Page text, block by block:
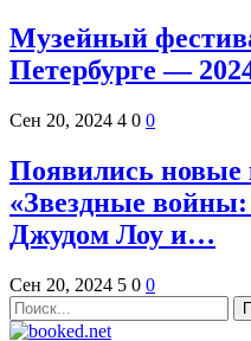
Музейный
Петербурге —
Сен 20, 2024 4 0 0
Появились новые
«Звездные
Джудом Лоу и…
Сен 20, 2024 5 0 0